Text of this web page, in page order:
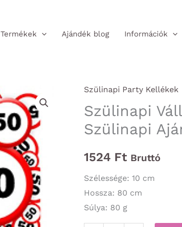
Termékek Ajándék blog Információk
Szülinapi Party Kellékek
Szülinapi
Szülinapi
1524 Ft Bruttó
Szélessége: 10 cm
Hossza: 80 cm
Súlya: 80 g